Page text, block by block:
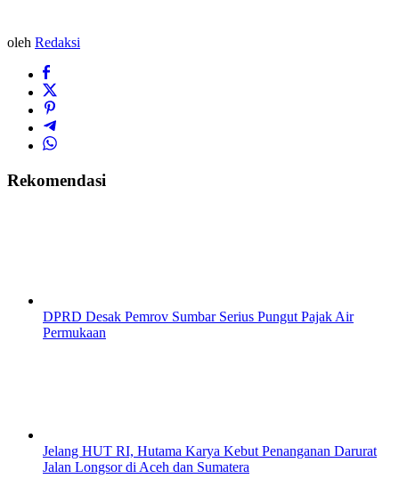
oleh Redaksi
Rekomendasi
DPRD Desak Pemrov Sumbar Serius Pungut Pajak Air
Permukaan
Jelang HUT RI, Hutama Karya Kebut Penanganan Darurat
Jalan Longsor di Aceh dan Sumatera